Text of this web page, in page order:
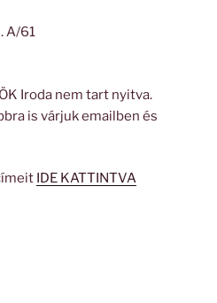
A/61
Iroda nem tart nyitva.
is várjuk emailben és
IDE KATTINTVA